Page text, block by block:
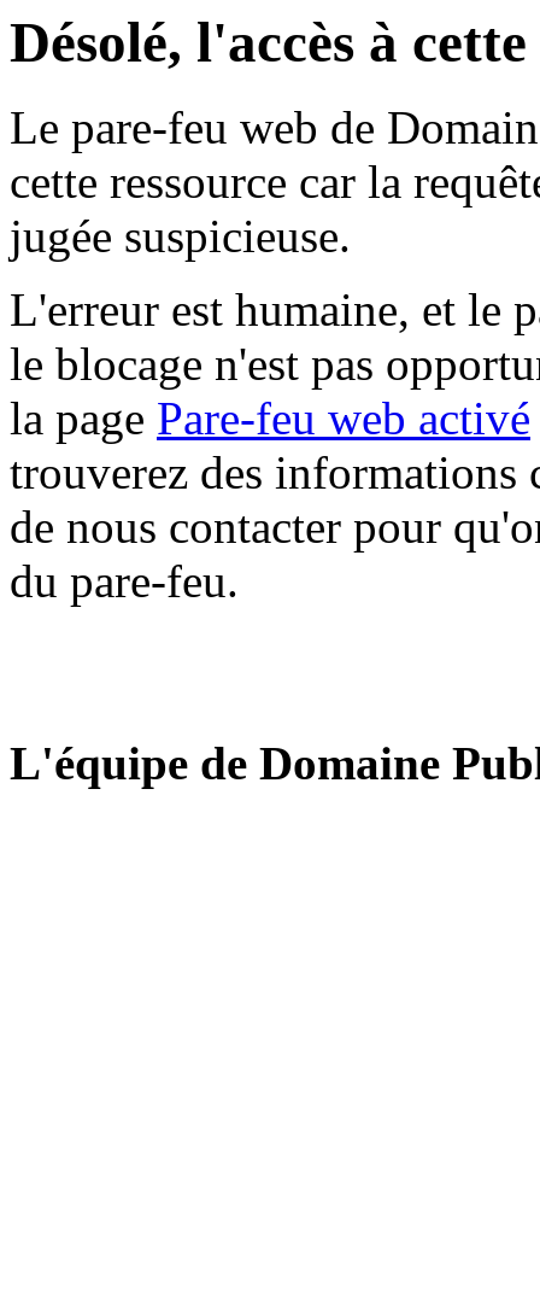
Désolé, l'accès à
Le pare-feu web de
cette ressource car la
jugée suspicieuse.
L'erreur est humaine, et le
le blocage n'est pas
la page Pare-feu web activé
trouverez des informations
de nous contacter pour
du pare-feu.
L'équipe de Domaine